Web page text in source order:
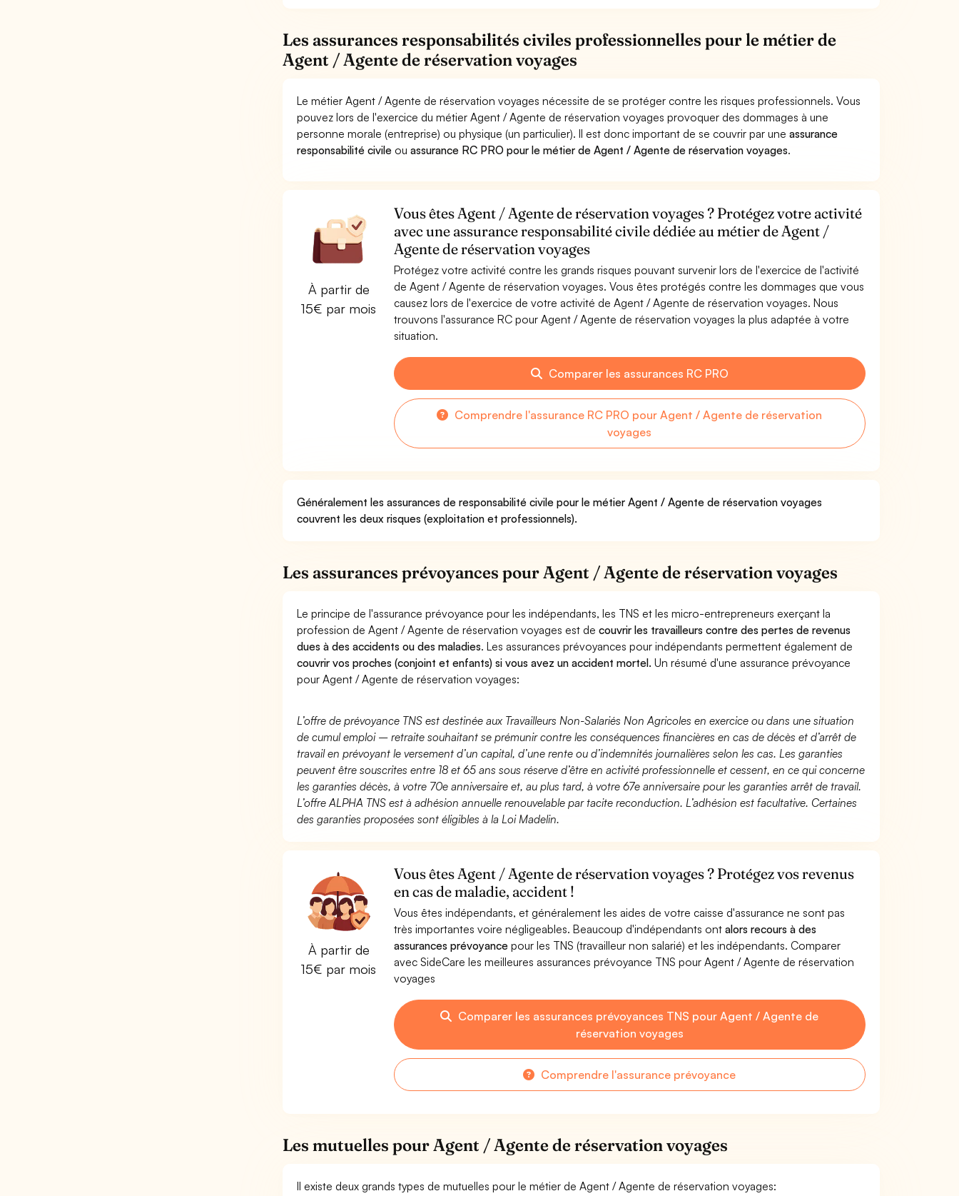
Les assurances responsabilités civiles professionnelles pour le métier de
Agent / Agente de réservation voyages
Le métier Agent / Agente de réservation voyages nécessite de se protéger contre les risques professionnels. Vous
pouvez lors de l'exercice du métier Agent / Agente de réservation voyages provoquer des dommages à une
personne morale (entreprise) ou physique (un particulier). Il est donc important de se couvrir par uneassurance
responsabilité civile ouassurance RC PRO pour le métier de Agent / Agente de réservation voyages.
À partir de
15€ par mois
Vous êtes Agent / Agente de réservation voyages ? Protégez votre activité
avec une assurance responsabilité civile dédiée au métier de Agent /
Agente de réservation voyages
Protégez votre activité contre les grands risques pouvant survenir lors de l'exercice de l'activité
de Agent / Agente de réservation voyages. Vous êtes protégés contre les dommages que vous
causez lors de l'exercice de votre activité de Agent / Agente de réservation voyages. Nous
trouvons l'assurance RC pour Agent / Agente de réservation voyages la plus adaptée à votre
situation.
Comparer les assurances RC PRO
Comprendre l'assurance RC PRO pour Agent / Agente de réservation
voyages
Généralement les assurances de responsabilité civile pour le métier Agent / Agente de réservation voyages
couvrent les deux risques (exploitation et professionnels).
Les assurances prévoyances pour Agent / Agente de réservation voyages
Le principe de l'assurance prévoyance pour les indépendants, les TNS et les micro-entrepreneurs exerçant la
profession de Agent / Agente de réservation voyages est decouvrir les travailleurs contre des pertes de revenus
dues à des accidents ou des maladies. Les assurances prévoyances pour indépendants permettent également de
couvrir vos proches (conjoint et enfants) si vous avez un accident mortel. Un résumé d'une assurance prévoyance
pour Agent / Agente de réservation voyages:
L’offre de prévoyance TNS est destinée aux Travailleurs Non-Salariés Non Agricoles en exercice ou dans une situation
de cumul emploi – retraite souhaitant se prémunir contre les conséquences financières en cas de décès et d’arrêt de
travail en prévoyant le versement d’un capital, d’une rente ou d’indemnités journalières selon les cas. Les garanties
peuvent être souscrites entre 18 et 65 ans sous réserve d’être en activité professionnelle et cessent, en ce qui concerne
les garanties décès, à votre 70e anniversaire et, au plus tard, à votre 67e anniversaire pour les garanties arrêt de travail.
L’offre ALPHA TNS est à adhésion annuelle renouvelable par tacite reconduction. L’adhésion est facultative. Certaines
des garanties proposées sont éligibles à la Loi Madelin.
À partir de
15€ par mois
Vous êtes Agent / Agente de réservation voyages ? Protégez vos revenus
en cas de maladie, accident !
Vous êtes indépendants, et généralement les aides de votre caisse d'assurance ne sont pas
très importantes voire négligeables. Beaucoup d'indépendants ont alors recours à des
assurances prévoyancepour les TNS (travailleur non salarié) et les indépendants. Comparer
avec SideCare les meilleures assurances prévoyance TNS pour Agent / Agente de réservation
voyages
Comparer les assurances prévoyances TNS pour Agent / Agente de
réservation voyages
Comprendre l'assurance prévoyance
Les mutuelles pour Agent / Agente de réservation voyages
Il existe deux grands types de mutuelles pour le métier de Agent / Agente de réservation voyages: